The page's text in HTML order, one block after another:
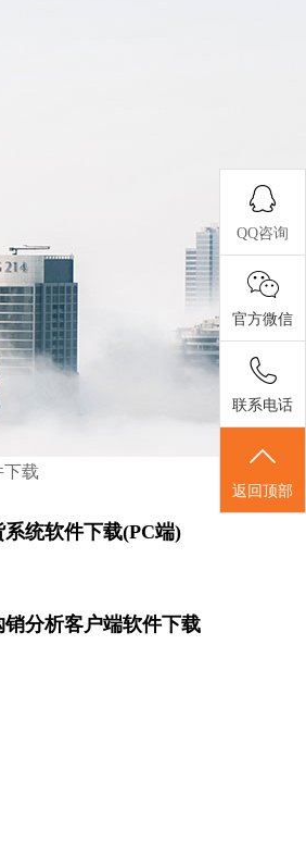
下载
系统软件下载(PC端)
销分析客户端软件下载
QQ咨询
官方微信
联系电话
返回顶部